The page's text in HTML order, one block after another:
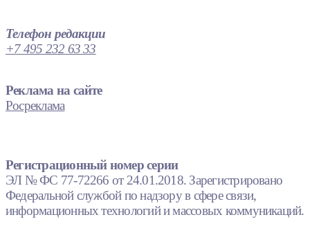
Телефон редакции
+7 495 232 63 33
Реклама на сайте
Росреклама
Регистрационный номер серии
ЭЛ № ФС 77-72266 от 24.01.2018. Зарегистрировано
Федеральной службой по надзору в сфере связи,
информационных технологий и массовых коммуникаций.